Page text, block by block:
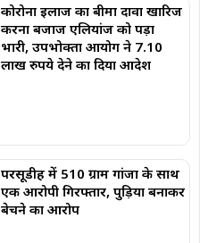
कोरोना इलाज का बीमा दावा खारिज
करना बजाज एलियांज को पड़ा
भारी, उपभोक्ता आयोग ने 7.10
लाख रुपये देने का दिया आदेश
परसूडीह में 510 ग्राम गांजा के साथ
एक आरोपी गिरफ्तार, पुड़िया बनाकर
बेचने का आरोप